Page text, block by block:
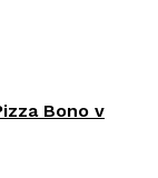
Bono v